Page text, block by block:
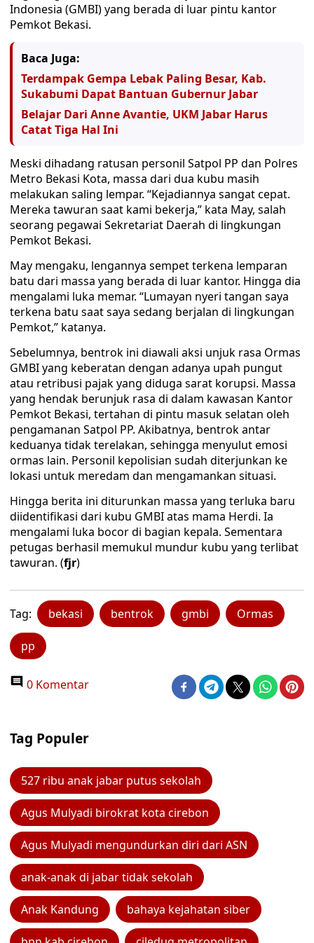
Indonesia (GMBI) yang berada di luar pintu kantor
Pemkot Bekasi.
Baca Juga:
Terdampak Gempa Lebak Paling Besar, Kab.
Sukabumi Dapat Bantuan Gubernur Jabar
Belajar Dari Anne Avantie, UKM Jabar Harus
Catat Tiga Hal Ini
Meski dihadang ratusan personil Satpol PP dan Polres
Metro Bekasi Kota, massa dari dua kubu masih
melakukan saling lempar. “Kejadiannya sangat cepat.
Mereka tawuran saat kami bekerja,” kata May, salah
seorang pegawai Sekretariat Daerah di lingkungan
Pemkot Bekasi.
May mengaku, lengannya sempet terkena lemparan
batu dari massa yang berada di luar kantor. Hingga dia
mengalami luka memar. “Lumayan nyeri tangan saya
terkena batu saat saya sedang berjalan di lingkungan
Pemkot,” katanya.
Sebelumnya, bentrok ini diawali aksi unjuk rasa Ormas
GMBI yang keberatan dengan adanya upah pungut
atau retribusi pajak yang diduga sarat korupsi. Massa
yang hendak berunjuk rasa di dalam kawasan Kantor
Pemkot Bekasi, tertahan di pintu masuk selatan oleh
pengamanan Satpol PP. Akibatnya, bentrok antar
keduanya tidak terelakan, sehingga menyulut emosi
ormas lain. Personil kepolisian sudah diterjunkan ke
lokasi untuk meredam dan mengamankan situasi.
Hingga berita ini diturunkan massa yang terluka baru
diidentifikasi dari kubu GMBI atas mama Herdi. Ia
mengalami luka bocor di bagian kepala. Sementara
petugas berhasil memukul mundur kubu yang terlibat
tawuran. (fjr)
Tag: bekasi bentrok gmbi Ormas
pp
0 Komentar
Tag Populer
527 ribu anak jabar putus sekolah
Agus Mulyadi birokrat kota cirebon
Agus Mulyadi mengundurkan diri dari ASN
anak-anak di jabar tidak sekolah
Anak Kandung bahaya kejahatan siber